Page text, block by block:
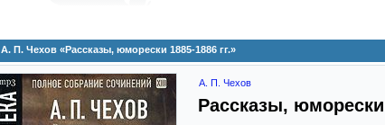
А. П. Чехов «Рассказы, юморески 1885-1886 гг.»
А. П. Чехов
Рассказы, юморески